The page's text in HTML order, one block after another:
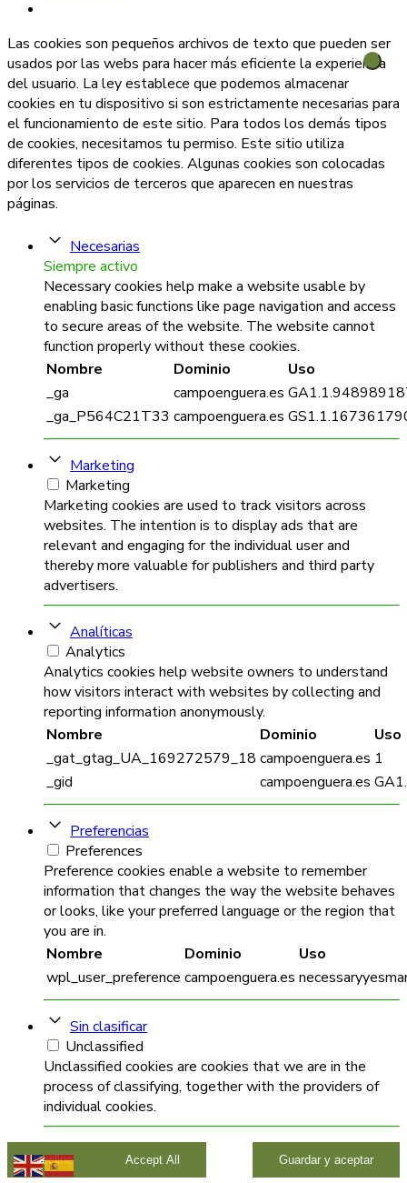
Las cookies son pequeños archivos de texto que pueden ser
usados por las webs para hacer más eficiente la experiencia
del usuario. La ley establece que podemos almacenar
cookies en tu dispositivo si son estrictamente necesarias para
el funcionamiento de este sitio. Para todos los demás tipos
de cookies, necesitamos tu permiso. Este sitio utiliza
diferentes tipos de cookies. Algunas cookies son colocadas
por los servicios de terceros que aparecen en nuestras
páginas.
Necesarias
Siempre activo
Necessary cookies help make a website usable by
enabling basic functions like page navigation and access
to secure areas of the website. The website cannot
function properly without these cookies.
Nombre
Dominio
Uso
_ga
campoenguera.es
_ga_P564C21T33 campoenguera.es
Marketing
Marketing
Marketing cookies are used to track visitors across
websites. The intention is to display ads that are
relevant and engaging for the individual user and
thereby more valuable for publishers and third party
advertisers.
Analíticas
Analytics
Analytics cookies help website owners to understand
how visitors interact with websites by collecting and
reporting information anonymously.
Nombre
Dominio
Uso
_gat_gtag_UA_169272579_18 campoenguera.es 1
_gid
campoenguera.es
Preferencias
Preferences
Preference cookies enable a website to remember
information that changes the way the website behaves
or looks, like your preferred language or the region that
you are in.
Nombre
Dominio
Uso
wpl_user_preference campoenguera.es
Sin clasificar
Unclassified
Unclassified cookies are cookies that we are in the
process of classifying, together with the providers of
individual cookies.
Decline Accept All Guardar y aceptar